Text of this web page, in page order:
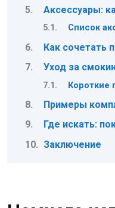
Аксессуары:
Список
Как сочетать
Уход за
Короткие
Примеры
Где искать:
Заключение